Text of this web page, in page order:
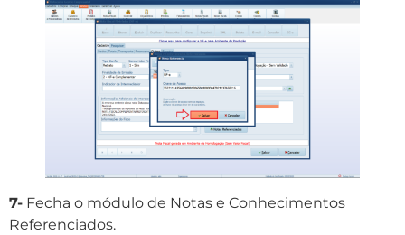
7- Fecha o módulo de Notas e Conhecimentos
Referenciados.